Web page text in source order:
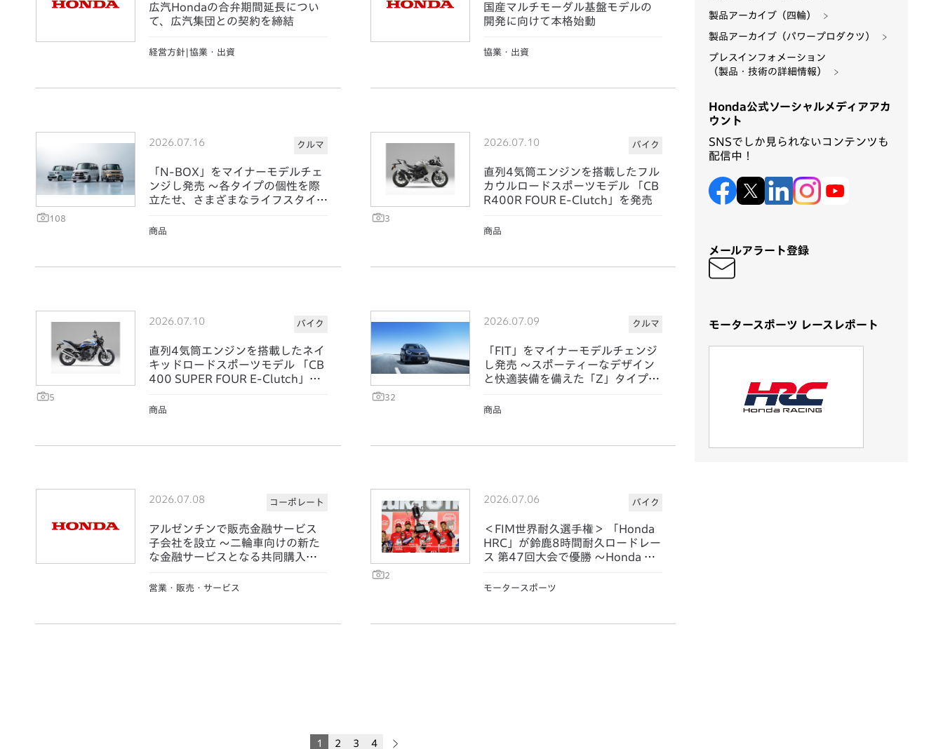
広汽Hondaの合弁期間延長につい
て、広汽集団との契約を締結
経営方針|協業・出資
国産マルチモーダル基盤モデルの
開発に向けて本格始動
協業・出資
108
2026.07.16 クルマ
「N-BOX」をマイナーモデルチェ
ンジし発売 ～各タイプの個性を際
立たせ、さまざまなライフスタイル
商品
3
2026.07.10 バイク
直列4気筒エンジンを搭載したフル
カウルロードスポーツモデル 「CB
R400R FOUR E-Clutch」を発売
商品
5
2026.07.10 バイク
直列4気筒エンジンを搭載したネイ
キッドロードスポーツモデル 「CB
400 SUPER FOUR E-Clutch」を
商品
32
2026.07.09 クルマ
「FIT」をマイナーモデルチェンジ
し発売 ～スポーティーなデザイン
と快適装備を備えた「Z」タイプを
商品
2026.07.08 コーポレート
アルゼンチンで販売金融サービス
子会社を設立 ～二輪車向けの新た
な金融サービスとなる共同購入制
営業・販売・サービス
2
2026.07.06 バイク
＜FIM世界耐久選手権＞ 「Honda
HRC」が鈴鹿8時間耐久ロードレー
ス 第47回大会で優勝 ～Honda HR
成～
モータースポーツ
1 2 3 4
製品アーカイブ（四輪）
製品アーカイブ（パワープロダクツ）
プレスインフォメーション
（製品・技術の詳細情報）
Honda公式ソーシャルメディアアカ
ウント
SNSでしか見られないコンテンツも
配信中！
メールアラート登録
モータースポーツ レースレポート